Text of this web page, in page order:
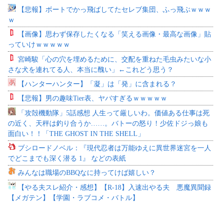
【悲報】ボートでかっ飛ばしてたセレブ集団、ふっ飛ぶｗｗｗ
ｗ
【画像】思わず保存したくなる「笑える画像・最高な画像」貼
っていけｗｗｗｗｗ
宮崎駿「心の穴を埋めるために、交配を重ねた毛虫みたいな小
さな犬を連れてる人、本当に醜い」←これどう思う？
【ハンターハンター】「凝」は「発」に含まれる？
【悲報】男の趣味Tier表、ヤバすぎるｗｗｗｗｗ
「攻殻機動隊」5話感想 人生って厳しいわ。価値ある仕事は死
の近く、天秤は釣り合うか……。バトーの怒り！少佐ドジっ娘も
面白い！！「THE GHOST IN THE SHELL」
ブシロードノベル：『現代忍者は万能ゆえに異世界迷宮を一人
でどこまでも深く潜る 1』 などの表紙
みんなは職場のBBQなに持ってけば嬉しい？
【やる夫スレ紹介・感想】【R-18】入速出やる夫 悪魔異聞録
【メガテン】【学園・ラブコメ・バトル】